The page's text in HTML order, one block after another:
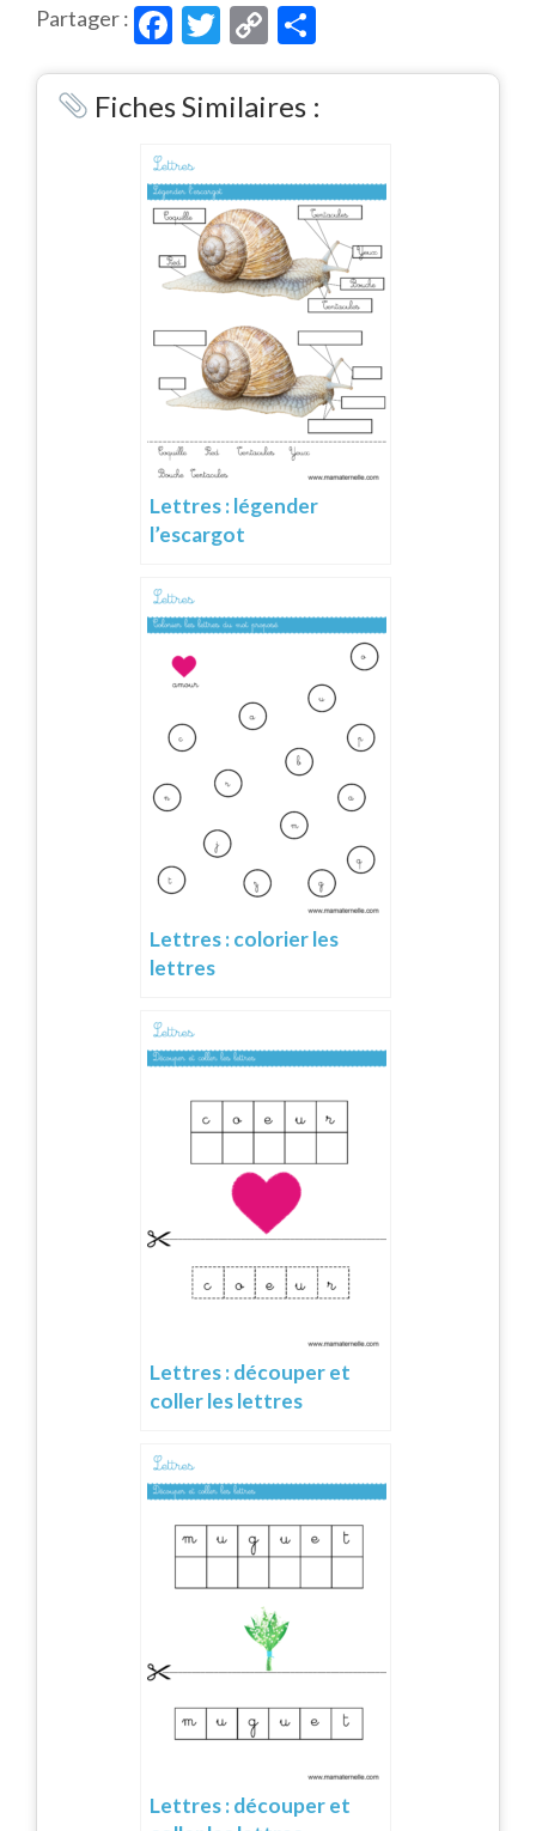
Partager : Facebook
Twitter
Copy
Link
Fiches Similaires :
Lettres : légender
l’escargot
Lettres : colorier les
lettres
Lettres : découper et
coller les lettres
Lettres : découper et